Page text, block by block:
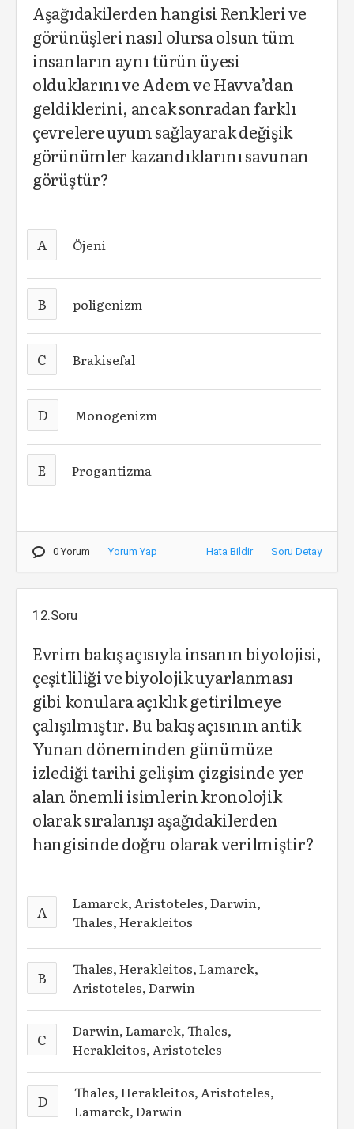
Aşağıdakilerden hangisi Renkleri ve
görünüşleri nasıl olursa olsun tüm
insanların aynı türün üyesi
olduklarını ve Adem ve Havva’dan
geldiklerini, ancak sonradan farklı
çevrelere uyum sağlayarak değişik
görünümler kazandıklarını savunan
görüştür?
A Öjeni
B poligenizm
C Brakisefal
D Monogenizm
E Progantizma
0 Yorum Yorum Yap Hata Bildir Soru Detay
12.Soru
Evrim bakış açısıyla insanın biyolojisi,
çeşitliliği ve biyolojik uyarlanması
gibi konulara açıklık getirilmeye
çalışılmıştır. Bu bakış açısının antik
Yunan döneminden günümüze
izlediği tarihi gelişim çizgisinde yer
alan önemli isimlerin kronolojik
olarak sıralanışı aşağıdakilerden
hangisinde doğru olarak verilmiştir?
A
Lamarck, Aristoteles, Darwin,
Thales, Herakleitos
B
Thales, Herakleitos, Lamarck,
Aristoteles, Darwin
C
Darwin, Lamarck, Thales,
Herakleitos, Aristoteles
D
Thales, Herakleitos, Aristoteles,
Lamarck, Darwin